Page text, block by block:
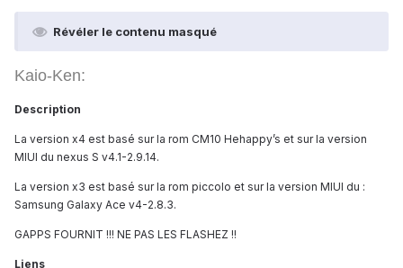
Révéler le contenu masqué
Kaio-Ken:
Description
La version x4 est basé sur la rom CM10 Hehappy’s et sur la version
MIUI du nexus S v4.1-2.9.14.
La version x3 est basé sur la rom piccolo et sur la version MIUI du :
Samsung Galaxy Ace v4-2.8.3.
GAPPS FOURNIT !!! NE PAS LES FLASHEZ !!
Liens